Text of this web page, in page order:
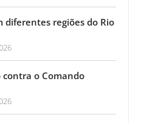
diferentes regiões do Rio
contra o Comando